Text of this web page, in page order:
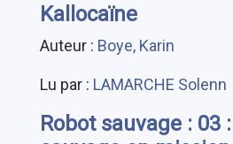
Kallocaïne
Auteur : Boye, Karin
Lu par : LAMARCHE Solenn
Robot sauvage : 03